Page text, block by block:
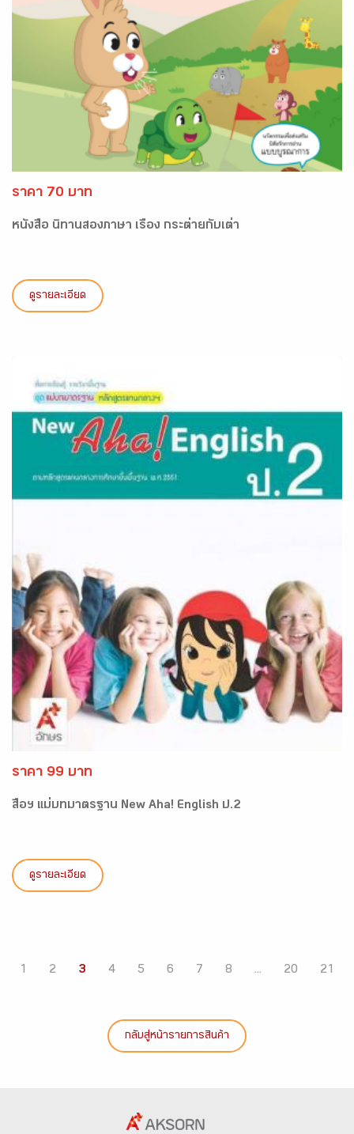
ราคา 70 บาท
หนังสือ นิทานสองภาษา เรื่อง กระต่ายกับเต่า
ดูรายละเอียด
ราคา 99 บาท
สื่อฯ แม่บทมาตรฐาน New Aha! English ป.2
ดูรายละเอียด
1 2 3 4 5 6 7 8 ... 20 21
กลับสู่หน้ารายการสินค้า